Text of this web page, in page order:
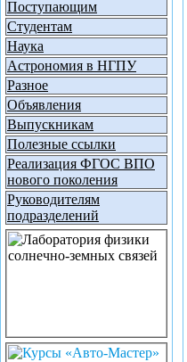
Поступающим
Студентам
Наука
Астрономия в НГПУ
Разное
Объявления
Выпускникам
Полезные ссылки
Реализация ФГОС ВПО
нового поколения
Руководителям
подразделений